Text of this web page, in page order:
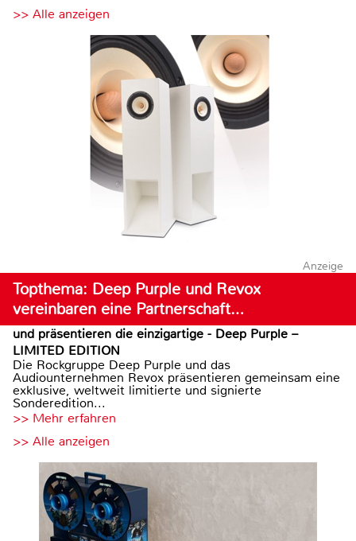
>> Alle anzeigen
Anzeige
Topthema: Deep Purple und Revox
vereinbaren eine Partnerschaft…
und präsentieren die einzigartige - Deep Purple –
LIMITED EDITION
Die Rockgruppe Deep Purple und das
Audiounternehmen Revox präsentieren gemeinsam eine
exklusive, weltweit limitierte und signierte
Sonderedition...
>> Mehr erfahren
>> Alle anzeigen